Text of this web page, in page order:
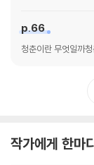
p.66
청춘이란 무엇일까
작가에게 한마